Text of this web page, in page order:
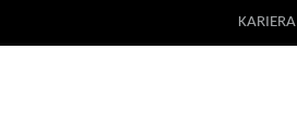
KARIERA